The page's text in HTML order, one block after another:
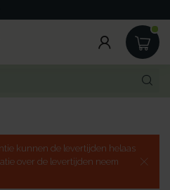
kunnen de levertijden helaas
over de levertijden neem